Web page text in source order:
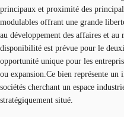
principaux et proximité des
modulables offrant une grande
au développement des affaires et
disponibilité est prévue pour le
opportunité unique pour les
ou expansion.Ce bien représente
sociétés cherchant un espace
stratégiquement situé.